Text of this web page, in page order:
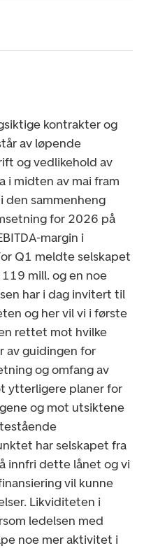
kontrakter og
av løpende
og vedlikehold av
i midten av mai fram
den sammenheng
for 2026 på
margin i
Q1 meldte selskapet
mill. og en noe
har i dag invitert til
og her vil vi i første
rettet mot hvilke
av guidingen for
og omfang av
ytterligere planer for
og mot utsiktene
har selskapet fra
innfri dette lånet og vi
vil kunne
Likviditeten i
ledelsen med
noe mer aktivitet i